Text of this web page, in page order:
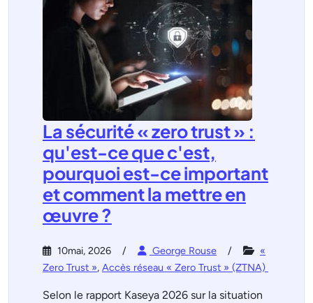
La sécurité « zero trust » :
qu'est-ce que c'est,
pourquoi est-ce important
et comment la mettre en
œuvre ?
10mai, 2026 George Rouse
«
Zero Trust », Accès réseau « Zero Trust » (ZTNA)
Selon le rapport Kaseya 2026 sur la situation